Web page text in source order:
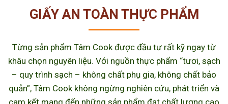
GIẤY AN TOÀN THỰC PHẨM
Từng sản phẩm Tâm Cook được đầu tư rất kỹ ngay từ
khâu chọn nguyên liệu. Với nguồn thực phẩm “tươi, sạch
– quy trình sạch – không chất phụ gia, không chất bảo
quản”, Tâm Cook không ngừng nghiên cứu, phát triển và
cam kết mang đến những sản phẩm đạt chất lượng cao